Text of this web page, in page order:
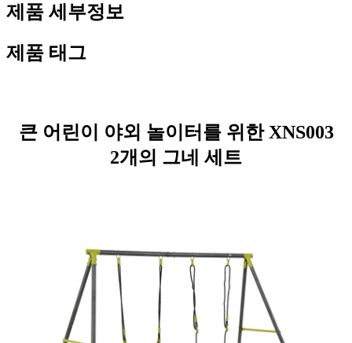
제품 세부정보
제품 태그
큰 어린이 야외 놀이터를 위한 XNS003
2개의 그네 세트